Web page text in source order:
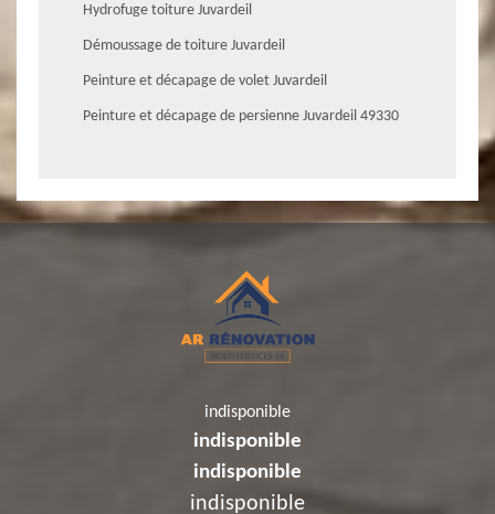
Hydrofuge toiture Juvardeil
Démoussage de toiture Juvardeil
Peinture et décapage de volet Juvardeil
Peinture et décapage de persienne Juvardeil 49330
indisponible
indisponible
indisponible
indisponible